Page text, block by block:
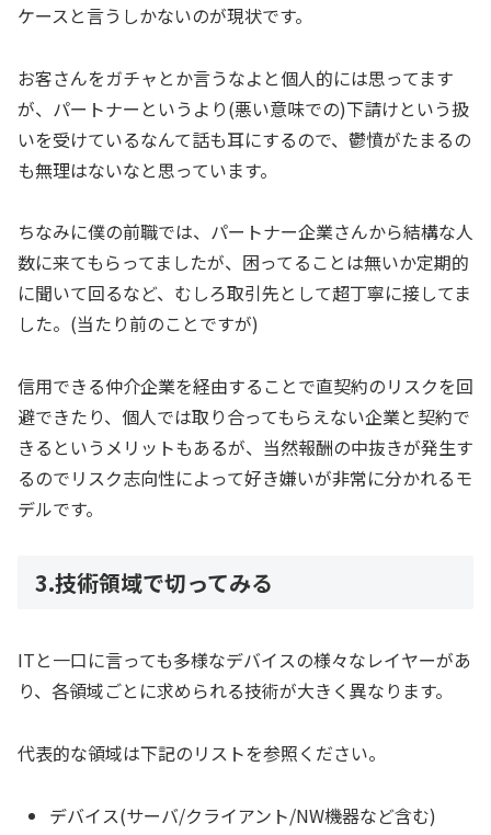
ケースと言うしかないのが現状です。
お客さんをガチャとか言うなよと個人的には思ってます
が、パートナーというより(悪い意味での)下請けという扱
いを受けているなんて話も耳にするので、鬱憤がたまるの
も無理はないなと思っています。
ちなみに僕の前職では、パートナー企業さんから結構な人
数に来てもらってましたが、困ってることは無いか定期的
に聞いて回るなど、むしろ取引先として超丁寧に接してま
した。(当たり前のことですが)
信用できる仲介企業を経由することで直契約のリスクを回
避できたり、個人では取り合ってもらえない企業と契約で
きるというメリットもあるが、当然報酬の中抜きが発生す
るのでリスク志向性によって好き嫌いが非常に分かれるモ
デルです。
3.技術領域で切ってみる
ITと一口に言っても多様なデバイスの様々なレイヤーがあ
り、各領域ごとに求められる技術が大きく異なります。
代表的な領域は下記のリストを参照ください。
デバイス(サーバ/クライアント/NW機器など含む)